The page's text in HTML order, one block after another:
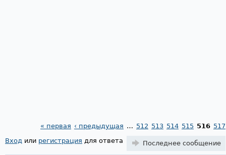
Страницы
« первая ‹ предыдущая … 512 513 514 515 516 517
Вход или регистрация для ответа Последнее сообщение